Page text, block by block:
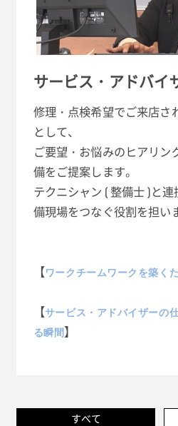
サービス・アドバイ
修理・点検希望でご来店さ
として、
ご要望・お悩みのヒアリン
備をご提案します。
テクニシャン ( 整備士 )と
備現場をつなぐ役割を担い
【ワークチームワークを築く
【サービス・アドバイザーの
る瞬間】
すべて